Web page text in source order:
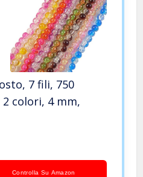
7 fili, 750
colori, 4 mm,
Controlla Su Amazon